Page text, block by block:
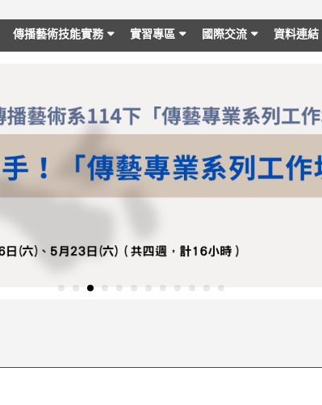
傳播藝術技能實務 實習專區 國際交流 資料連結